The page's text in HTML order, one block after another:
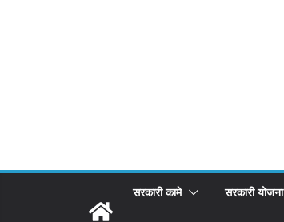
सरकारी कामे सरकारी योजना